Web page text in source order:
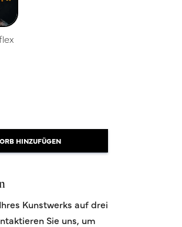
HINZUFÜGEN
Kunstwerks auf drei
Sie uns, um